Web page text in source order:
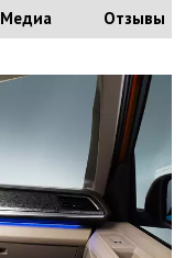
Медиа Отзывы